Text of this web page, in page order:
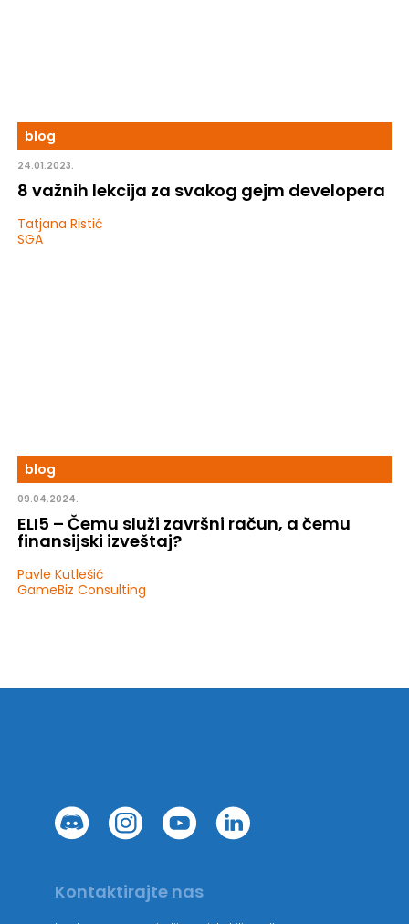
blog
24.01.2023.
8 važnih lekcija za svakog gejm developera
Tatjana Ristić
SGA
blog
09.04.2024.
ELI5 – Čemu služi završni račun, a čemu
finansijski izveštaj?
Pavle Kutlešić
GameBiz Consulting
Kontaktirajte nas